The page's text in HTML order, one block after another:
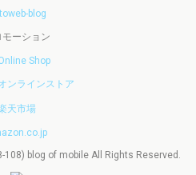
blog
モーション
Shop
ンラインストア
天市場
blog of mobile All Rights Reserved.